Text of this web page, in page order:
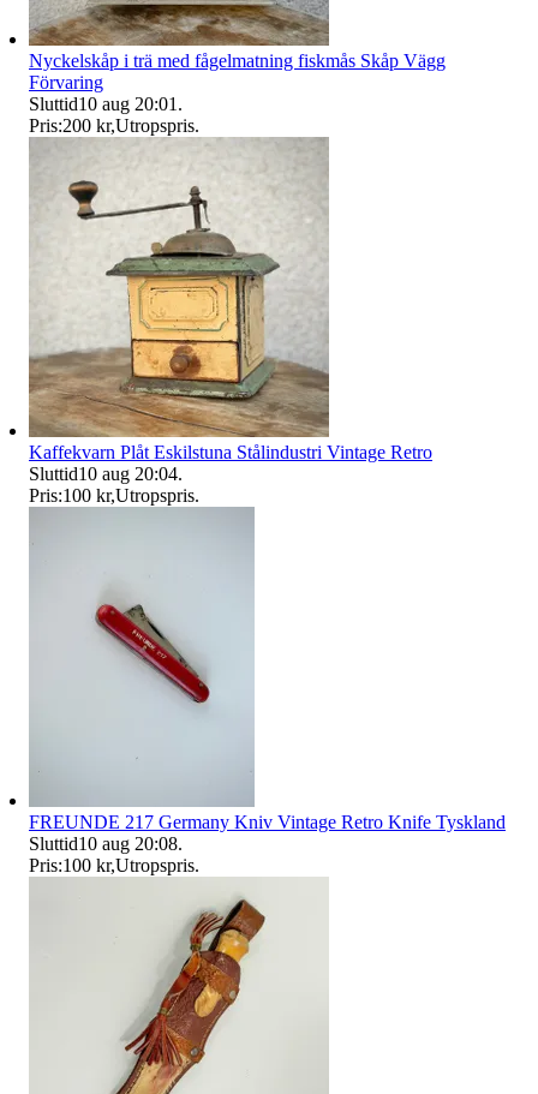
Nyckelskåp i trä med fågelmatning fiskmås Skåp Vägg
Förvaring
Sluttid10 aug 20:01 .
Pris:200 kr,Utropspris.
Kaffekvarn Plåt Eskilstuna Stålindustri Vintage Retro
Sluttid10 aug 20:04.
Pris:100 kr,Utropspris.
FREUNDE 217 Germany Kniv Vintage Retro Knife Tyskland
Sluttid10 aug 20:08.
Pris:100 kr,Utropspris.